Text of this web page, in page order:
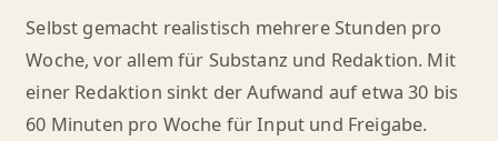
Selbst gemacht realistisch mehrere Stunden pro
Woche, vor allem für Substanz und Redaktion. Mit
einer Redaktion sinkt der Aufwand auf etwa 30 bis
60 Minuten pro Woche für Input und Freigabe.